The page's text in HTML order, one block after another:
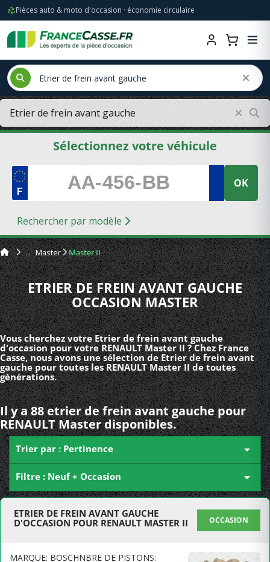
Pièces auto & moto d'occasion · économie circulaire
Sélectionnez votre véhicule
OK
Rechercher par modèle
Master Master II
ETRIER DE FREIN AVANT GAUCHE
OCCASION MASTER
Vous cherchez votre Etrier de frein avant gauche
d'occasion pour votre RENAULT Master II ? Chez France
Casse, nous avons une sélection de Etrier de frein avant
gauche pour toutes les RENAULT Master II de toutes
générations.
Il y a 88 etrier de frein avant gauche pour
RENAULT Master disponibles.
Trier par : Pertinence 
Filtre : Neuf + Occasion 
ETRIER DE FREIN AVANT GAUCHE
D'OCCASION POUR RENAULT MASTER II
OCCASION
MARQUE: BOSCHNBRE DE PISTONS: